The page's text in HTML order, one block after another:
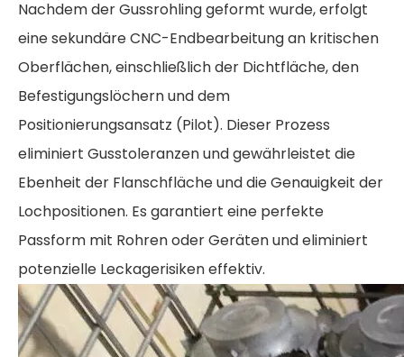
Nachdem der Gussrohling geformt wurde, erfolgt
eine sekundäre CNC-Endbearbeitung an kritischen
Oberflächen, einschließlich der Dichtfläche, den
Befestigungslöchern und dem
Positionierungsansatz (Pilot). Dieser Prozess
eliminiert Gusstoleranzen und gewährleistet die
Ebenheit der Flanschfläche und die Genauigkeit der
Lochpositionen. Es garantiert eine perfekte
Passform mit Rohren oder Geräten und eliminiert
potenzielle Leckagerisiken effektiv.